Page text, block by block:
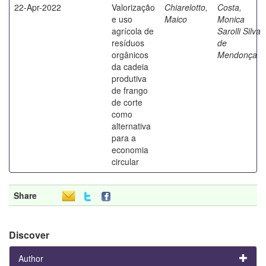
22-Apr-2022
Valorização
e uso
agrícola de
resíduos
orgânicos
da cadeia
produtiva
de frango
de corte
como
alternativa
para a
economia
circular
Chiarelotto,
Maico
Costa,
Monica
Sarolli Silva
de
Mendonça
Share
Discover
Author